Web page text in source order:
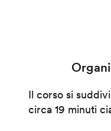
Il corso si
circa 19 minuti